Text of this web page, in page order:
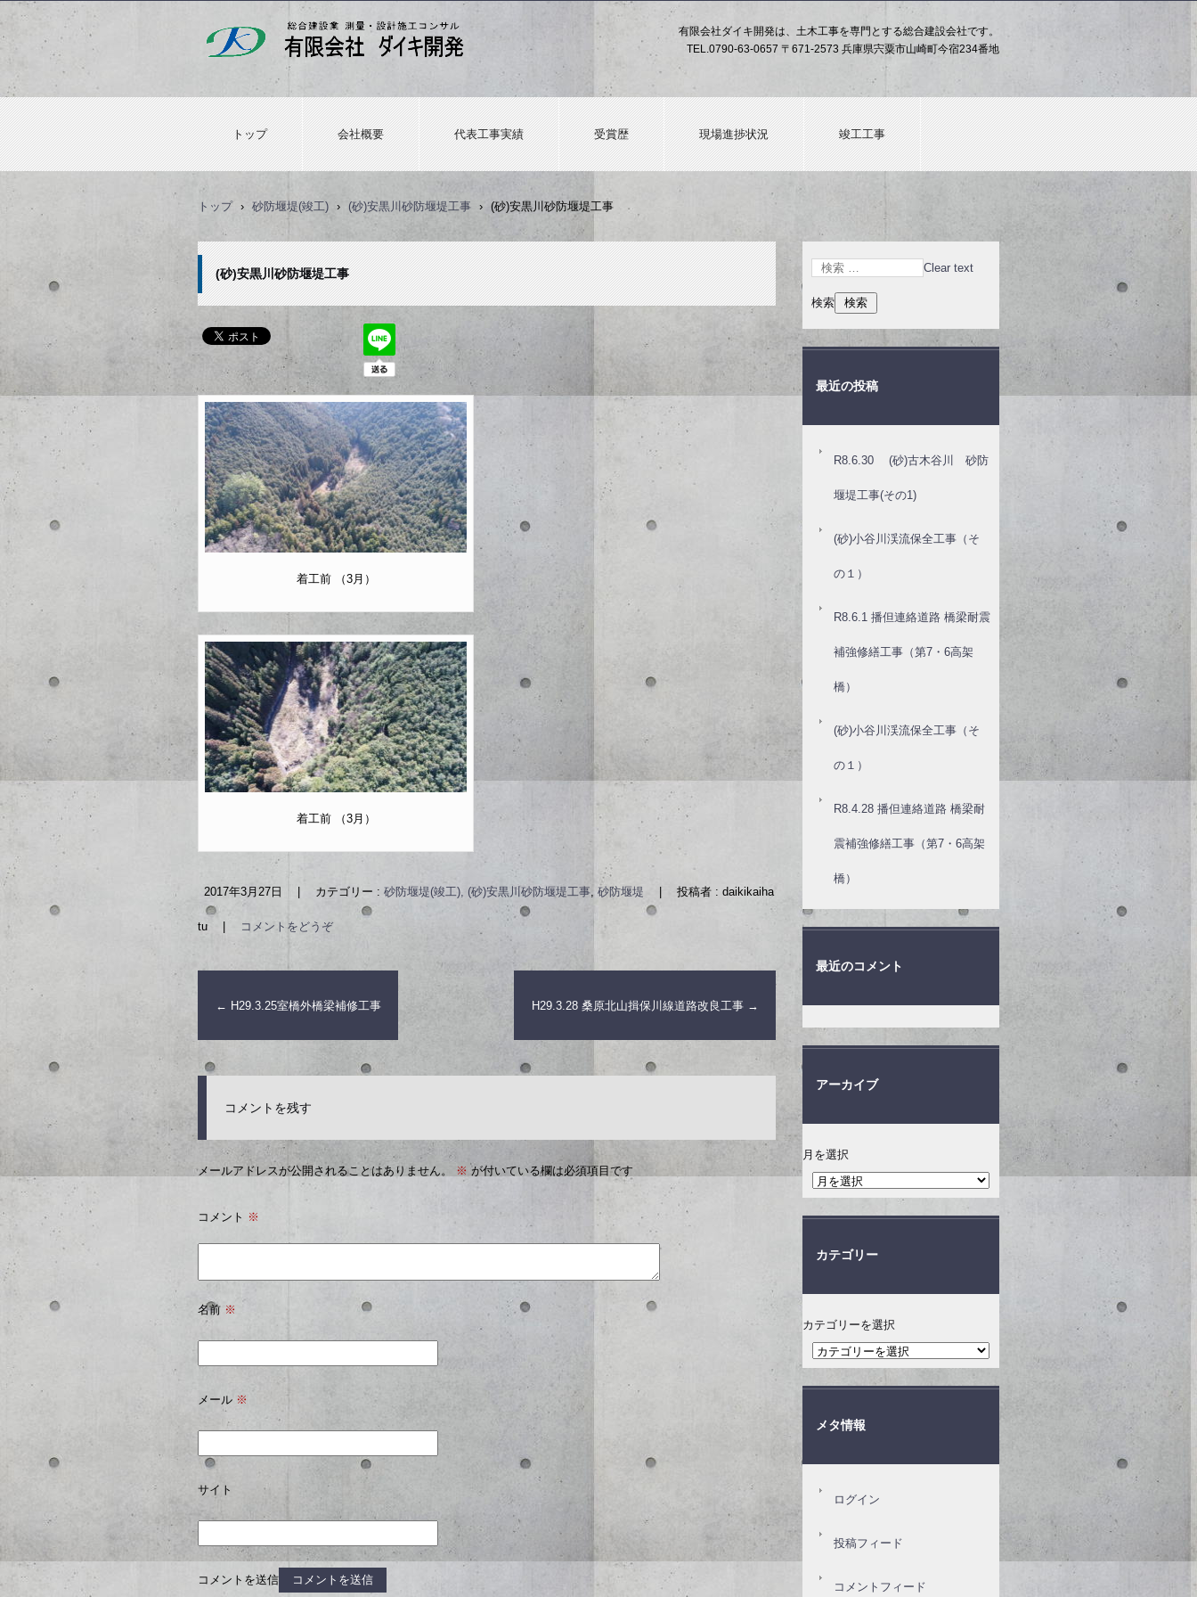
有限会社ダイキ開発は、土木工事を専門とする総合建設会社です。
TEL. 0790-63-0657 〒671-2573 兵庫県宍粟市山崎町今宿234番地
トップ 会社概要 代表工事実績 受賞歴 現場進捗状況 竣工工事
トップ › 砂防堰堤(竣工) › (砂)安黒川砂防堰堤工事 › (砂)安黒川砂防堰堤工事
(砂)安黒川砂防堰堤工事
着工前 （3月）
着工前 （3月）
2017年3月27日 カテゴリー : 砂防堰堤(竣工), (砂)安黒川砂防堰堤工事, 砂防堰堤 投稿者 : daikikaiha
tu コメントをどうぞ
← H29.3.25室橋外橋梁補修工事 H29.3.28 桑原北山揖保川線道路改良工事 →
コメントを残す
メールアドレスが公開されることはありません。 ※ が付いている欄は必須項目です
コメント ※
名前 ※
メール ※
サイト
コメントを送信
Clear text
検索
最近の投稿
R8.6.30 (砂)古木谷川 砂防
堰堤工事(その1)
(砂)小谷川渓流保全工事（そ
の１）
R8.6.1 播但連絡道路 橋梁耐震
補強修繕工事（第7・6高架
橋）
(砂)小谷川渓流保全工事（そ
の１）
R8.4.28 播但連絡道路 橋梁耐
震補強修繕工事（第7・6高架
橋）
最近のコメント
アーカイブ
月を選択
カテゴリー
カテゴリーを選択
メタ情報
ログイン
投稿フィード
コメントフィード